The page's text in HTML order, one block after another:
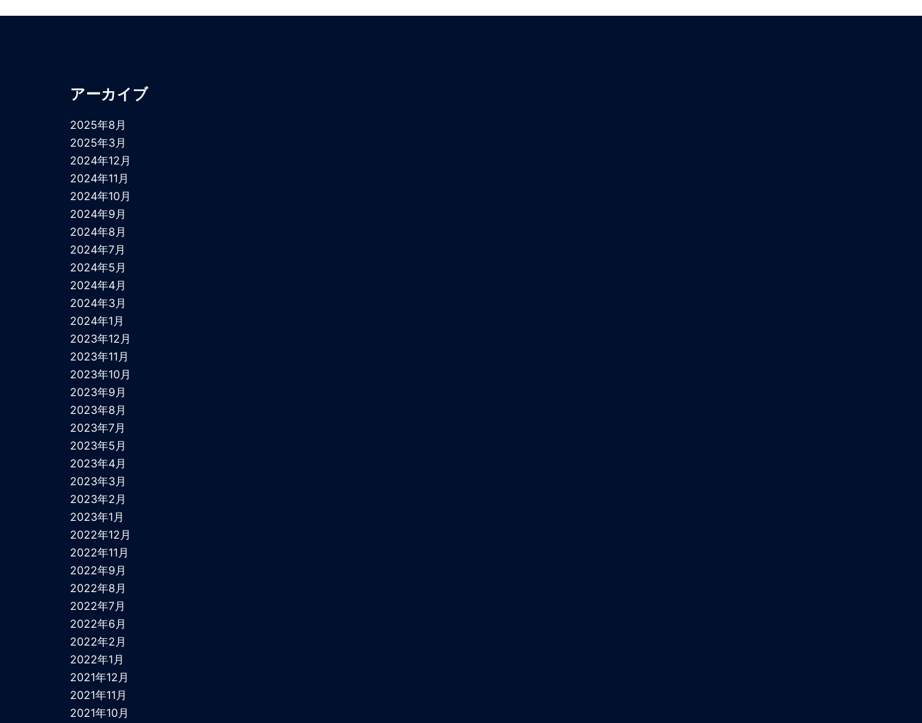
アーカイブ
2025年8月
2025年3月
2024年12月
2024年11月
2024年10月
2024年9月
2024年8月
2024年7月
2024年5月
2024年4月
2024年3月
2024年1月
2023年12月
2023年11月
2023年10月
2023年9月
2023年8月
2023年7月
2023年5月
2023年4月
2023年3月
2023年2月
2023年1月
2022年12月
2022年11月
2022年9月
2022年8月
2022年7月
2022年6月
2022年2月
2022年1月
2021年12月
2021年11月
2021年10月